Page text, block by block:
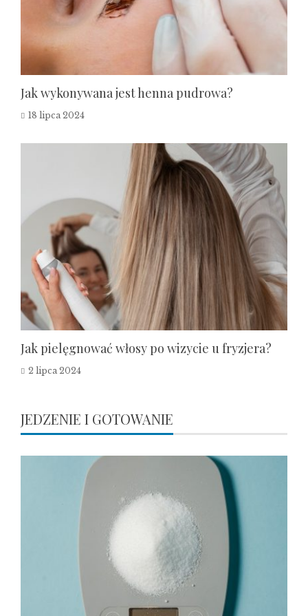
Jak wykonywana jest henna pudrowa?
18 lipca 2024
Jak pielęgnować włosy po wizycie u fryzjera?
2 lipca 2024
JEDZENIE I GOTOWANIE